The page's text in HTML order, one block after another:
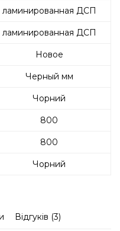
ламинированная ДСП
ламинированная ДСП
Новое
Черный мм
Чорний
800
800
Чорний
Відгуків (3)